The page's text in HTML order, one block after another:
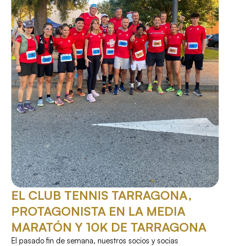
EL CLUB TENNIS TARRAGONA,
PROTAGONISTA EN LA MEDIA
MARATÓN Y 10K DE TARRAGONA
El pasado fin de semana, nuestros socios y socias